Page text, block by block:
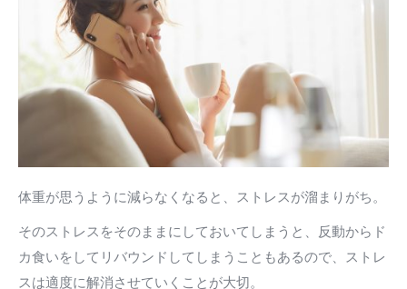
体重が思うように減らなくなると、ストレスが溜まりがち。
そのストレスをそのままにしておいてしまうと、反動からド
カ食いをしてリバウンドしてしまうこともあるので、ストレ
スは適度に解消させていくことが大切。